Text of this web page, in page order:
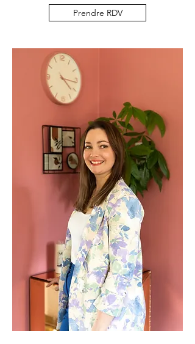
Prendre RDV